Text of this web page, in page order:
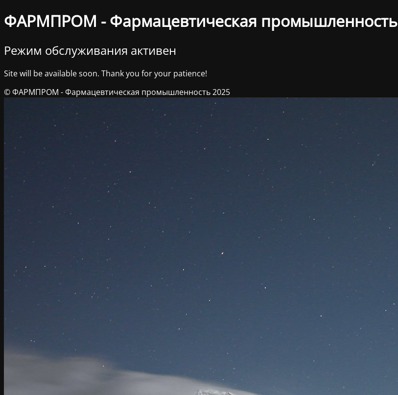
ФАРМПРОМ - Фармацевтическая промышленность
Режим обслуживания активен
Site will be available soon. Thank you for your patience!
© ФАРМПРОМ - Фармацевтическая промышленность 2025